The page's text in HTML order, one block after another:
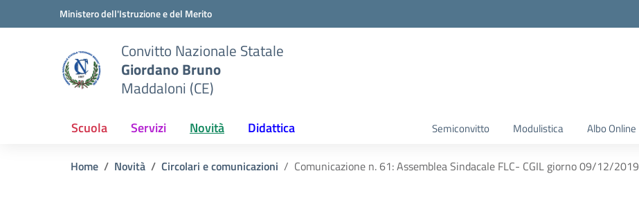
Vai ai contenuti
Vai al menu di navigazioneMinistero dell'Istruzione e del Merito
Convitto Nazionale Statale
Giordano Bruno
Maddaloni (CE)
Scuola Servizi Novità Didattica Semiconvitto Modulistica Albo Online
Home Novità Circolari e comunicazioni Comunicazione n. 61: Assemblea Sindacale FLC- CGIL giorno 09/12/2019